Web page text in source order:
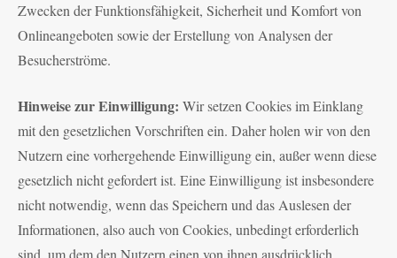
Zwecken der Funktionsfähigkeit, Sicherheit und Komfort von
Onlineangeboten sowie der Erstellung von Analysen der
Besucherströme.
Hinweise zur Einwilligung: Wir setzen Cookies im Einklang
mit den gesetzlichen Vorschriften ein. Daher holen wir von den
Nutzern eine vorhergehende Einwilligung ein, außer wenn diese
gesetzlich nicht gefordert ist. Eine Einwilligung ist insbesondere
nicht notwendig, wenn das Speichern und das Auslesen der
Informationen, also auch von Cookies, unbedingt erforderlich